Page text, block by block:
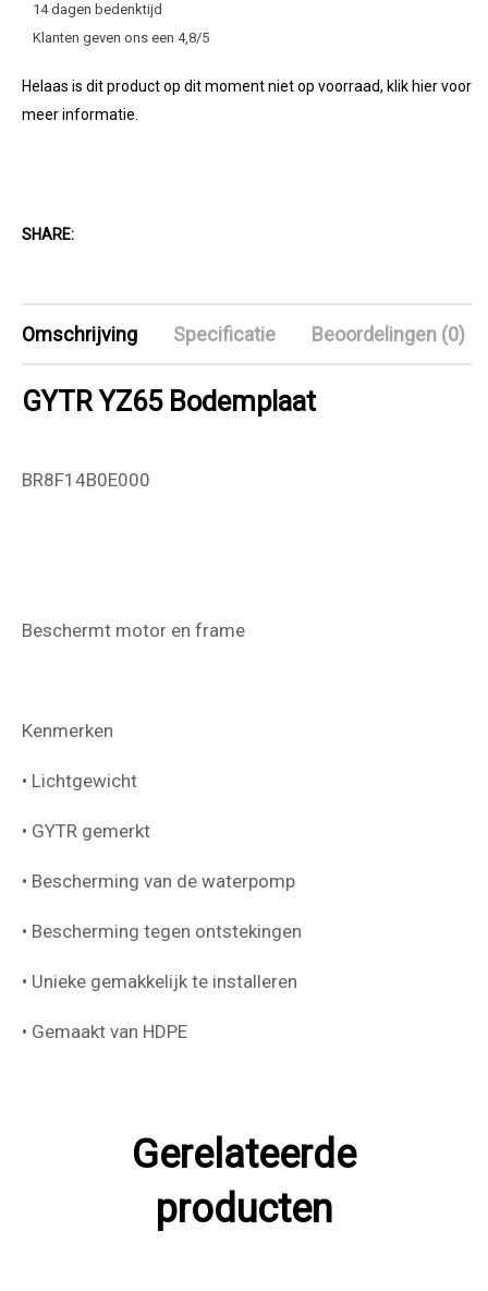
14 dagen bedenktijd
Klanten geven ons een 4,8/5
Helaas is dit product op dit moment niet op voorraad, klik hier voor
meer informatie.
SHARE:
Omschrijving Specificatie Beoordelingen (0)
GYTR YZ65 Bodemplaat
BR8F14B0E000
Beschermt motor en frame
Kenmerken
• Lichtgewicht
• GYTR gemerkt
• Bescherming van de waterpomp
• Bescherming tegen ontstekingen
• Unieke gemakkelijk te installeren
• Gemaakt van HDPE
Gerelateerde
producten